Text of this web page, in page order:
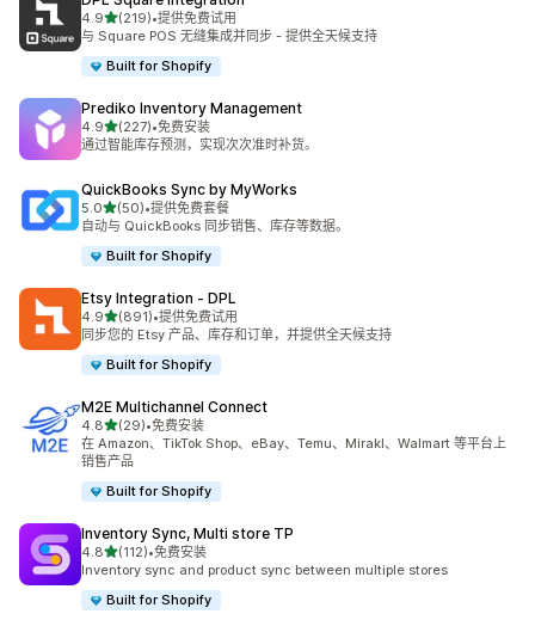
4.9星（满分 5 星）
(219)
总共 219 条评论
•提供免费试用
与 Square POS 无缝集成并同步 - 提供全天候支持
Built for Shopify
Prediko Inventory Management
4.9星（满分 5 星）
(227)
总共 227 条评论
•免费安装
通过智能库存预测，实现次次准时补货。
QuickBooks Sync by MyWorks
5.0星（满分 5 星）
(50)
总共 50 条评论
•提供免费套餐
自动与 QuickBooks 同步销售、库存等数据。
Built for Shopify
Etsy Integration ‑ DPL
4.9星（满分 5 星）
(891)
总共 891 条评论
•提供免费试用
同步您的 Etsy 产品、库存和订单，并提供全天候支持
Built for Shopify
M2E Multichannel Connect
4.8星（满分 5 星）
(29)
总共 29 条评论
•免费安装
在 Amazon、TikTok Shop、eBay、Temu、Mirakl、Walmart 等平台上
销售产品
Built for Shopify
Inventory Sync, Multi store TP
4.8星（满分 5 星）
(112)
总共 112 条评论
•免费安装
Inventory sync and product sync between multiple stores
Built for Shopify